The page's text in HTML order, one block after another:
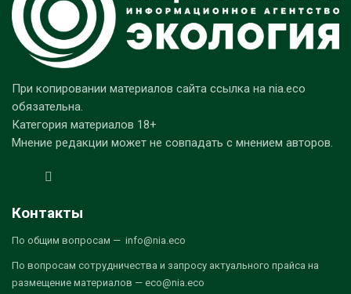
При копировании материалов сайта ссылка на nia.eco
обязательна.
Категория материалов 18+
Мнение редакции может не совпадать с мнением авторов.
Контакты
По общим вопросам — info@nia.eco
По вопросам сотрудничества и запросу актуального прайса на
размещение материалов — eco@nia.eco